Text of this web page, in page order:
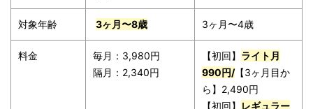
対象年齢 3ヶ月〜8歳 3ヶ月〜4歳
料金
毎月：3,980円
隔月：2,340円
【初回】 ライト月
990円/【3ヶ月目か
ら】2,490円
【初回】
レギュラー